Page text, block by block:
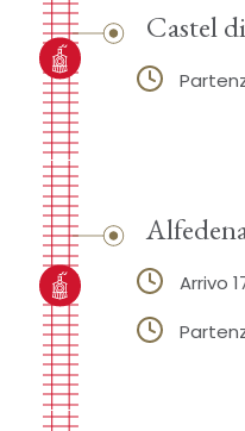
Castel
Arrivo